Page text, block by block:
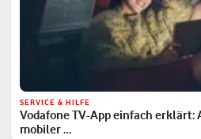
SERVICE & HILFE
Vodafone TV-App einfach
mobiler …